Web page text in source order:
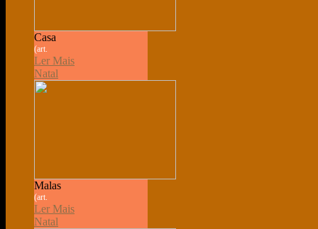
Casa
(art.
Ler Mais
Natal
Malas
(art.
Ler Mais
Natal